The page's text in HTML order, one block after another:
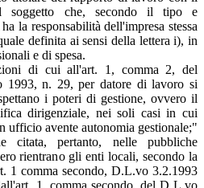
soggetto che, secondo il tipo e
la responsabilità dell'impresa stessa
definita ai sensi della lettera i), in
e di spesa.
di cui all'art. 1, comma 2, del
1993, n. 29, per datore di lavoro si
i poteri di gestione, ovvero il
dirigenziale, nei soli casi in cui
ufficio avente autonomia gestionale;"
citata, pertanto, nelle pubbliche
rientrano gli enti locali, secondo la
1 comma secondo, D.L.vo 3.2.1993
1, comma secondo, del D L.vo